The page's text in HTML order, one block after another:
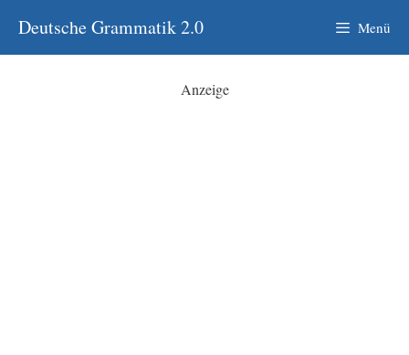
Inhalt
springen
Deutsche Grammatik 2.0 Menü
Anzeige